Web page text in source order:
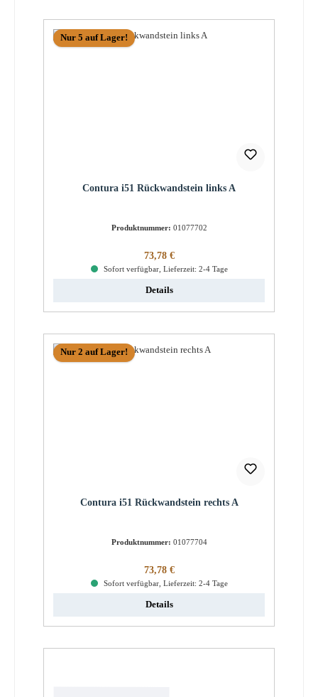
Nur 5 auf Lager!
Contura i51 Rückwandstein links A
Produktnummer: 01077702
Regulärer Preis:
73,78 €
Sofort verfügbar, Lieferzeit: 2-4 Tage
Details
Nur 2 auf Lager!
Contura i51 Rückwandstein rechts A
Produktnummer: 01077704
Regulärer Preis:
73,78 €
Sofort verfügbar, Lieferzeit: 2-4 Tage
Details